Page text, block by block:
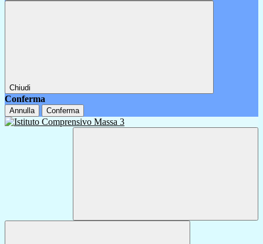
Chiudi
Conferma
Annulla Conferma